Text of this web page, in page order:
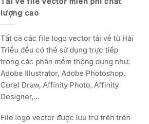
lượng cao
Tất cả các file logo vector tải về từ Hải
Triều đều có thể sử dụng trực tiếp
trong các phần mềm thông dụng như:
Adobe Illustrator, Adobe Photoshop,
Corel Draw, Affinity Photo, Affinity
Designer,…
File logo vector được lưu trữ trên trên